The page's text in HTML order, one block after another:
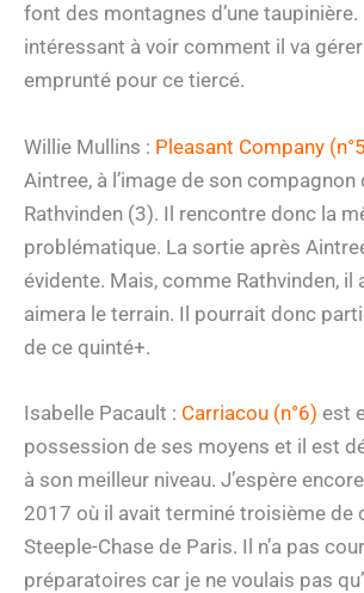
font des montagnes d’une taupinière.
intéressant à voir comment il va
emprunté pour ce tiercé.
Willie Mullins : Pleasant Company
Aintree, à l’image de son compagnon
Rathvinden (3). Il rencontre donc la
problématique. La sortie après
évidente. Mais, comme Rathvinden, il
aimera le terrain. Il pourrait donc
de ce quinté+.
Isabelle Pacault : Carriacou (n°6) est
possession de ses moyens et il est
à son meilleur niveau. J’espère
2017 où il avait terminé troisième de
Steeple-Chase de Paris. Il n’a pas
préparatoires car je ne voulais pas